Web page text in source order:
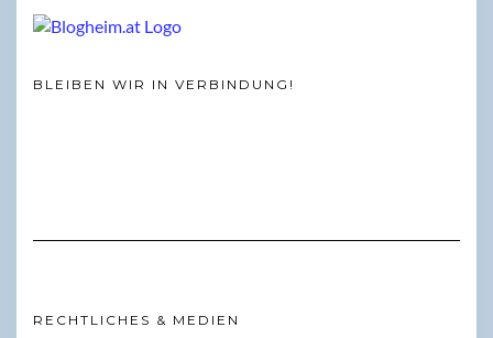
BLEIBEN WIR IN VERBINDUNG!
RECHTLICHES & MEDIEN